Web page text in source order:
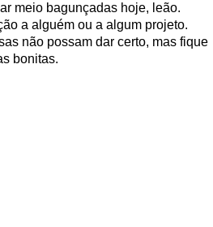
meio bagunçadas hoje, leão.
a alguém ou a algum projeto.
não possam dar certo, mas fique
bonitas.